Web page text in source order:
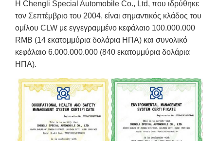
Η Chengli Special Automobile Co., Ltd, που ιδρύθηκε
τον Σεπτέμβριο του 2004, είναι σημαντικός κλάδος του
ομίλου CLW με εγγεγραμμένο κεφάλαιο 100.000.000
RMB (14 εκατομμύρια δολάρια ΗΠΑ) και συνολικό
κεφάλαιο 6.000.000.000 (840 εκατομμύρια δολάρια
ΗΠΑ).